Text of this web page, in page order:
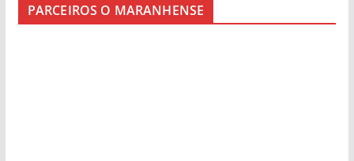
PARCEIROS O MARANHENSE